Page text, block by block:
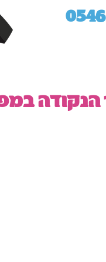
הנקודה